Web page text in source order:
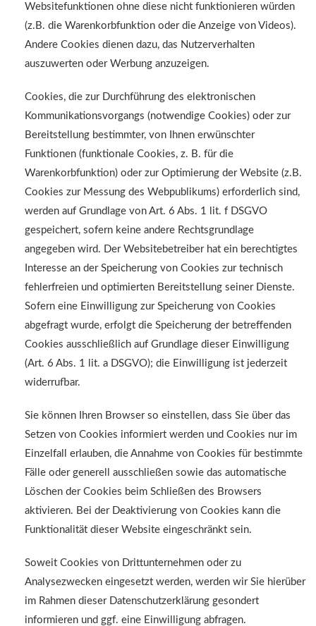
Websitefunktionen ohne diese nicht funktionieren würden
(z.B. die Warenkorbfunktion oder die Anzeige von Videos).
Andere Cookies dienen dazu, das Nutzerverhalten
auszuwerten oder Werbung anzuzeigen.
Cookies, die zur Durchführung des elektronischen
Kommunikationsvorgangs (notwendige Cookies) oder zur
Bereitstellung bestimmter, von Ihnen erwünschter
Funktionen (funktionale Cookies, z. B. für die
Warenkorbfunktion) oder zur Optimierung der Website (z.B.
Cookies zur Messung des Webpublikums) erforderlich sind,
werden auf Grundlage von Art. 6 Abs. 1 lit. f DSGVO
gespeichert, sofern keine andere Rechtsgrundlage
angegeben wird. Der Websitebetreiber hat ein berechtigtes
Interesse an der Speicherung von Cookies zur technisch
fehlerfreien und optimierten Bereitstellung seiner Dienste.
Sofern eine Einwilligung zur Speicherung von Cookies
abgefragt wurde, erfolgt die Speicherung der betreffenden
Cookies ausschließlich auf Grundlage dieser Einwilligung
(Art. 6 Abs. 1 lit. a DSGVO); die Einwilligung ist jederzeit
widerrufbar.
Sie können Ihren Browser so einstellen, dass Sie über das
Setzen von Cookies informiert werden und Cookies nur im
Einzelfall erlauben, die Annahme von Cookies für bestimmte
Fälle oder generell ausschließen sowie das automatische
Löschen der Cookies beim Schließen des Browsers
aktivieren. Bei der Deaktivierung von Cookies kann die
Funktionalität dieser Website eingeschränkt sein.
Soweit Cookies von Drittunternehmen oder zu
Analysezwecken eingesetzt werden, werden wir Sie hierüber
im Rahmen dieser Datenschutzerklärung gesondert
informieren und ggf. eine Einwilligung abfragen.